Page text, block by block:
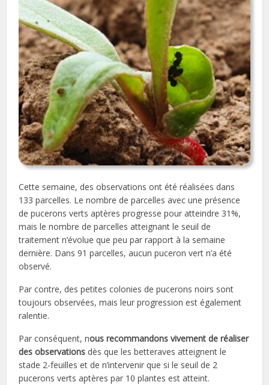
Cette semaine, des observations ont été réalisées dans
133 parcelles. Le nombre de parcelles avec une présence
de pucerons verts aptères progresse pour atteindre 31%,
mais le nombre de parcelles atteignant le seuil de
traitement n’évolue que peu par rapport à la semaine
dernière. Dans 91 parcelles, aucun puceron vert n’a été
observé.
Par contre, des petites colonies de pucerons noirs sont
toujours observées, mais leur progression est également
ralentie.
Par conséquent, nous recommandons vivement de réaliser
des observations dès que les betteraves atteignent le
stade 2-feuilles et de n’intervenir que si le seuil de 2
pucerons verts aptères par 10 plantes est atteint.